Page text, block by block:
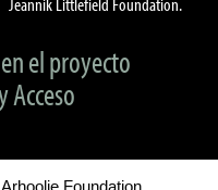
el proyecto
Acceso